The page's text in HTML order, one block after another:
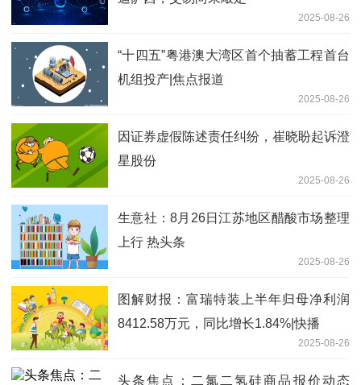
2025-08-26
“十四五”粤港澳大湾区首个抽蓄工程首台
机组投产|焦点报道
2025-08-26
因证券虚假陈述责任纠纷，崔晓盼起诉澄
星股份
2025-08-26
生意社：8月26日江苏地区醋酸市场整理
上行 热头条
2025-08-26
图解财报：富瑞特装上半年归母净利润
8412.58万元，同比增长1.84%|快播
2025-08-26
头条焦点：二氯二氢硅商品报价动态